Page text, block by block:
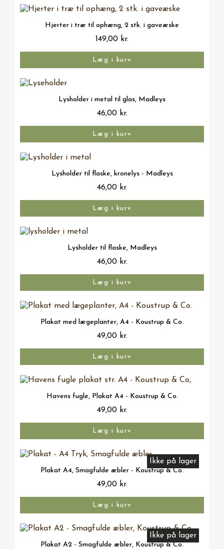
Vis her
Hjerter i træ til ophæng, 2 stk. i gaveæske
149,00 kr.
Læg i kurv
Vis her
Lysholder i metal til glas, Madleys
46,00 kr.
Læg i kurv
Vis her
Lysholder til flaske, kronelys - Madleys
46,00 kr.
Læg i kurv
Vis her
Lysholder til flaske, Madleys
46,00 kr.
Læg i kurv
Vis her
Plakat med lægeplanter, A4 - Koustrup & Co.
49,00 kr.
Læg i kurv
Vis her
Havens fugle, Plakat A4 - Koustrup & Co.
49,00 kr.
Læg i kurv
Vis her
Ikke på lager
Plakat A4, Smagfulde æbler - Koustrup & Co.
49,00 kr.
Læg i kurv
Vis her
Ikke på lager
Plakat A2 - Smagfulde æbler, Koustrup & Co.